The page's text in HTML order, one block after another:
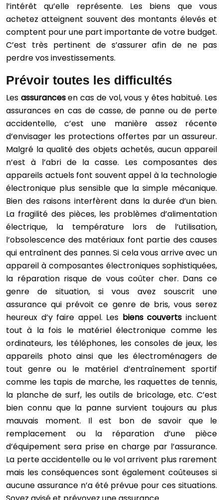
l’intérêt qu’elle représente. Les biens que vous
achetez atteignent souvent des montants élevés et
comptent pour une part importante de votre budget.
C’est très pertinent de s’assurer afin de ne pas
perdre vos investissements.
Prévoir toutes les difficultés
Les assurancesen cas de vol, vous y êtes habitué. Les
assurances en cas de casse, de panne ou de perte
accidentelle, c’est une manière assez récente
d’envisager les protections offertes par un assureur.
Malgré la qualité des objets achetés, aucun appareil
n’est à l’abri de la casse. Les composantes des
appareils actuels font souvent appel à la technologie
électronique plus sensible que la simple mécanique.
Bien des raisons interfèrent dans la durée d’un bien.
La fragilité des pièces, les problèmes d’alimentation
électrique, la température lors de l’utilisation,
l’obsolescence des matériaux font partie des causes
qui entraînent des pannes. Si cela vous arrive avec un
appareil à composantes électroniques sophistiquées,
la réparation risque de vous coûter cher. Dans ce
genre de situation, si vous avez souscrit une
assurance qui prévoit ce genre de bris, vous serez
heureux d’y faire appel. Les biens couverts incluent
tout à la fois le matériel électronique comme les
ordinateurs, les téléphones, les consoles de jeux, les
appareils photo ainsi que les électroménagers de
tout genre ou le matériel d’entraînement sportif
comme les tapis de marche, les raquettes de tennis,
la planche de surf, les outils de bricolage, etc. C’est
bien connu que la panne survient toujours au plus
mauvais moment. Il est bon de savoir que le
remplacement ou la réparation d’une pièce
d’équipement sera prise en charge par l’assurance.
La perte accidentelle ou le vol arrivent plus rarement
mais les conséquences sont également coûteuses si
aucune assurance n’a été prévue pour ces situations.